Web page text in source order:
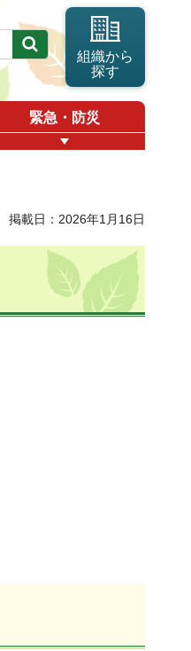
組織から
探す
緊急・防災
掲載日：2026年1月16日